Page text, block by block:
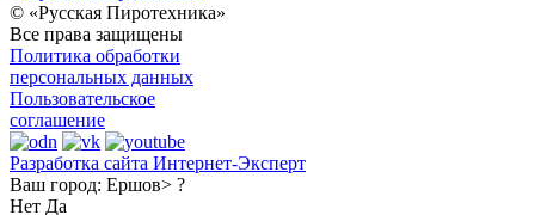
© «Русская Пиротехника»
Все права защищены
Политика обработки
персональных данных
Пользовательское
соглашение
Разработка сайта Интернет-Эксперт
Ваш город: Ершов> ?
Нет Да